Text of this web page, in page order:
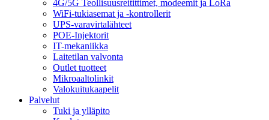
4G/5G Teollisuusreitittimet, modeemit ja LoRa
WiFi-tukiasemat ja -kontrollerit
UPS-varavirtalähteet
POE-Injektorit
IT-mekaniikka
Laitetilan valvonta
Outlet tuotteet
Mikroaaltolinkit
Valokuitukaapelit
Palvelut
Tuki ja ylläpito